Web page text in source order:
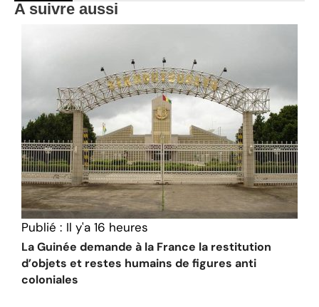
A suivre aussi
Publié : Il y'a 16 heures
La Guinée demande à la France la restitution
d’objets et restes humains de figures anti
coloniales